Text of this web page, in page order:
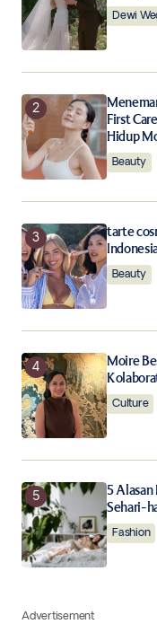
Save my
the next time I
Notify me of new
Submit
Dewi
First
Hidup
Beauty
tarte
Beauty
Moire
Culture
5
Sehari-
Fashion
Advertisement